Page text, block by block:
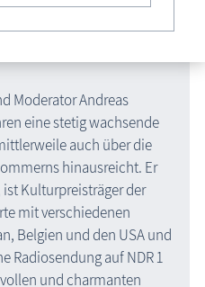
Moderator Andreas
eine stetig wachsende
auch über die
hinausreicht. Er
Kulturpreisträger der
mit verschiedenen
Belgien und den USA und
Radiosendung auf NDR 1
und charmanten